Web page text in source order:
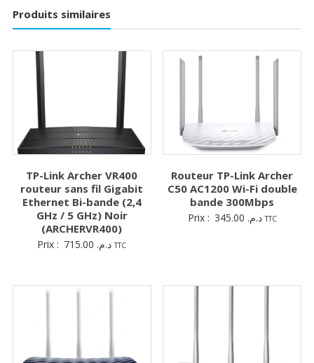
Produits similaires
TP-Link Archer VR400
routeur sans fil Gigabit
Ethernet Bi-bande (2,4
GHz / 5 GHz) Noir
(ARCHERVR400)
Prix : د.م. TTC
Routeur TP-Link Archer
C50 AC1200 Wi-Fi double
bande 300Mbps
Prix : د.م. TTC